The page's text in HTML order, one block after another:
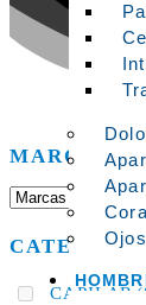
MARCAS
CAPILAR